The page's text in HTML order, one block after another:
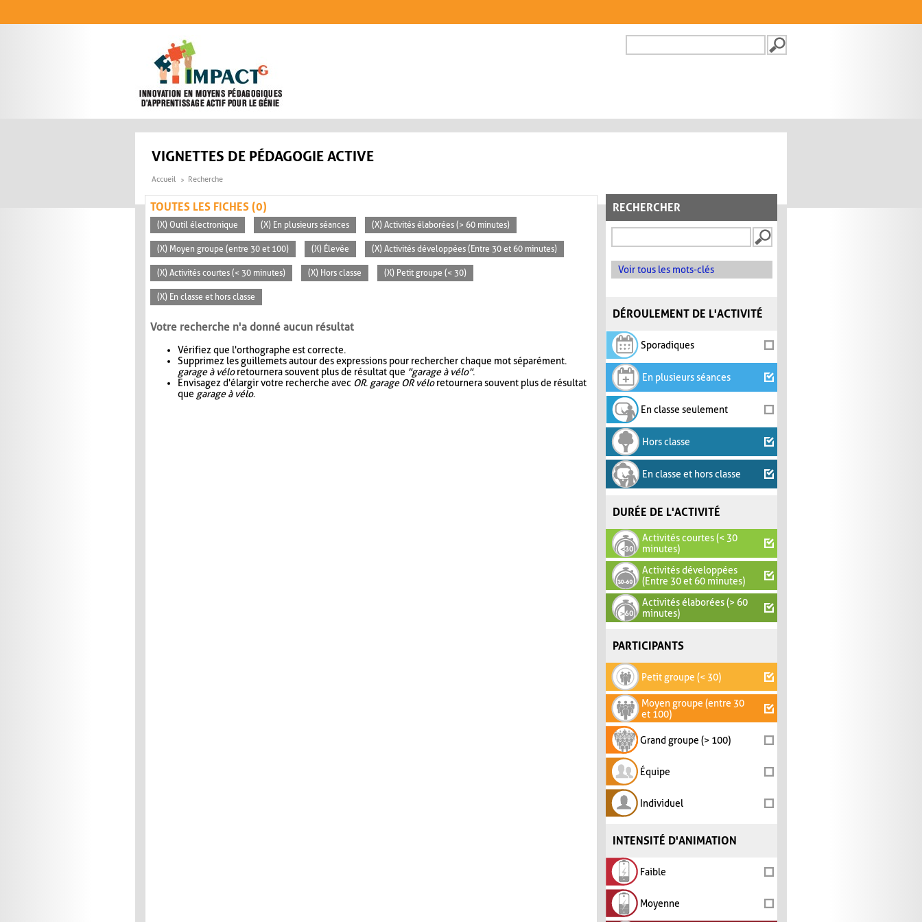
FORMULAIRE DE
VIGNETTES DE PÉDAGOGIE ACTIVE
Accueil Recherche
RECHERCHER
Voir tous les mots-clés
DÉROULEMENT DE L'ACTIVITÉ
Sporadiques
En plusieurs séances
En classe seulement
Hors classe
En classe et hors classe
DURÉE DE L'ACTIVITÉ
Activités courtes (< 30
minutes)
Activités développées
(Entre 30 et 60 minutes)
Activités élaborées (> 60
minutes)
PARTICIPANTS
Petit groupe (< 30)
Moyen groupe (entre 30
et 100)
Grand groupe (> 100)
Équipe
Individuel
INTENSITÉ D'ANIMATION
Faible
Moyenne
TOUTES LES FICHES (0)
(X) Outil électronique (X) En plusieurs séances (X) Activités élaborées (> 60 minutes)
(X) Moyen groupe (entre 30 et 100) (X) Élevée (X) Activités développées (Entre 30 et 60 minutes)
(X) Activités courtes (< 30 minutes) (X) Hors classe (X) Petit groupe (< 30)
(X) En classe et hors classe
Votre recherche n'a donné aucun résultat
Vérifiez que l'orthographe est correcte.
Supprimez les guillemets autour des expressions pour rechercher chaque mot séparément.
garage à véloretournera souvent plus de résultat que "garage à vélo".
Envisagez d'élargir votre recherche avec OR. garage OR véloretournera souvent plus de résultat
que garage à vélo.